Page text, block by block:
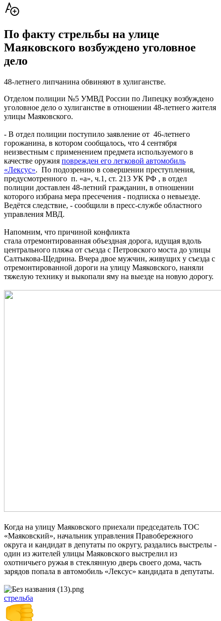
По факту стрельбы на улице
Маяковского возбуждено уголовное
дело
48-летнего липчанина обвиняют в хулиганстве.
Отделом полиции №5 УМВД России по Липецку возбуждено
уголовное дело о хулиганстве в отношении 48-летнего жителя
улицы Маяковского.
- В отдел полиции поступило заявление от 46-летнего
горожанина, в котором сообщалось, что 4 сентября
неизвестным с применением предмета используемого в
качестве оружия поврежден его легковой автомобиль
«Лексус». По подозрению в совершении преступления,
предусмотренного п. «а», ч.1, ст. 213 УК РФ , в отдел
полиции доставлен 48-летний гражданин, в отношении
которого избрана мера пресечения - подписка о невыезде.
Ведётся следствие, - сообщили в пресс-службе областного
управления МВД.
Напомним, что причиной конфликта
стала отремонтированная объездная дорога, идущая вдоль
центрального пляжа от съезда с Петровского моста до улицы
Салтыкова-Щедрина. Вчера двое мужчин, живущих у съезда с
отремонтированной дороги на улицу Маяковского, наняли
тяжелую технику и выкопали яму на выезде на новую дорогу.
Когда на улицу Маяковского приехали председатель ТОС
«Маяковский», начальник управления Правобережного
округа и кандидат в депутаты по округу, раздались выстрелы -
один из жителей улицы Маяковского выстрелил из
охотничьего ружья в стеклянную дверь своего дома, часть
зарядов попала в автомобиль «Лексус» кандидата в депутаты.
стрельба